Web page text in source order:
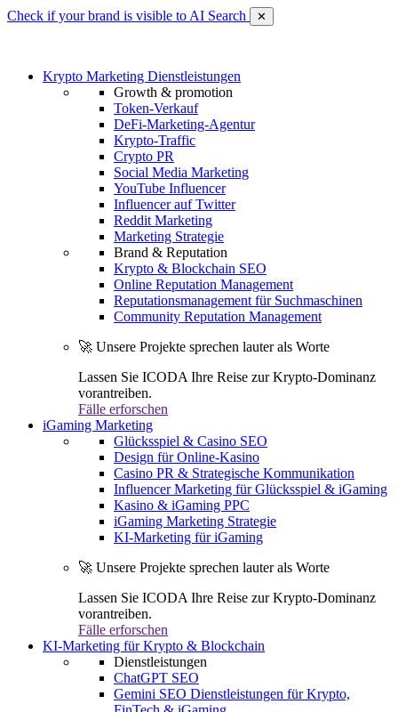
Check if your brand is visible to AI Search ✕
Krypto Marketing Dienstleistungen
Growth & promotion
Token-Verkauf
DeFi-Marketing-Agentur
Krypto-Traffic
Crypto PR
Social Media Marketing
YouTube Influencer
Influencer auf Twitter
Reddit Marketing
Marketing Strategie
Brand & Reputation
Krypto & Blockchain SEO
Online Reputation Management
Reputationsmanagement für Suchmaschinen
Community Reputation Management
🚀 Unsere Projekte sprechen lauter als Worte
Lassen Sie ICODA Ihre Reise zur Krypto-Dominanz
vorantreiben.
Fälle erforschen
iGaming Marketing
Glücksspiel & Casino SEO
Design für Online-Kasino
Casino PR & Strategische Kommunikation
Influencer Marketing für Glücksspiel & iGaming
Kasino & iGaming PPC
iGaming Marketing Strategie
KI-Marketing für iGaming
🚀 Unsere Projekte sprechen lauter als Worte
Lassen Sie ICODA Ihre Reise zur Krypto-Dominanz
vorantreiben.
Fälle erforschen
KI-Marketing für Krypto & Blockchain
Dienstleistungen
ChatGPT SEO
Gemini SEO Dienstleistungen für Krypto,